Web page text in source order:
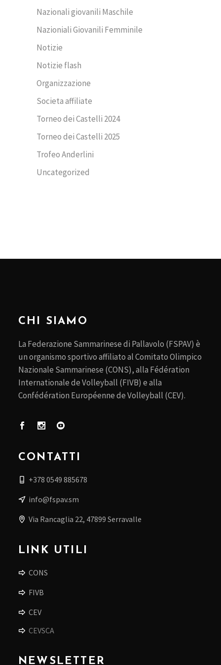
Nazionali giovanili Maschile
Nazioniali Giovanili Femminile
Notizie
Notizie flash
Organizzazione
Societa affiliate
Torneo dei Castelli 2024
Torneo dei Castelli 2025
Trofeo Anderlini
Uncategorized
CHI SIAMO
La Federazione Sammarinese di Pallavolo (FSPAV) è
un organismo sportivo affiliato al Comitato Olimpico
Nazionale Sammarinese (CONS), alla Fédération
Internationale de Volleyball (FIVB) e alla
Confédération Européenne de Volleyball (CEV).
CONTATTI
+378 0549 885678
info@fspav.sm
Via Rancaglia 22, 47899 Serravalle
LINK UTILI
CONS
FIVB
CEV
CEVSCA
NEWSLETTER